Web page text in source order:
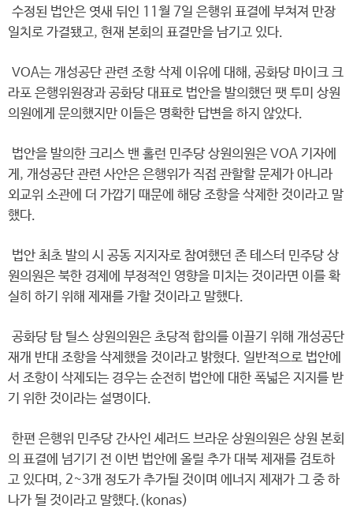
수정된 법안은 엿새 뒤인 11월 7일 은행위 표결에 부쳐져 만장
일치로 가결됐고, 현재 본회의 표결만을 남기고 있다.
VOA는 개성공단 관련 조항 삭제 이유에 대해, 공화당 마이크 크
라포 은행위원장과 공화당 대표로 법안을 발의했던 팻 투미 상원
의원에게 문의했지만 이들은 명확한 답변을 하지 않았다.
법안을 발의한 크리스 밴 홀런 민주당 상원의원은 VOA 기자에
게, 개성공단 관련 사안은 은행위가 직접 관할할 문제가 아니라
외교위 소관에 더 가깝기 때문에 해당 조항을 삭제한 것이라고 말
했다.
법안 최초 발의 시 공동 지지자로 참여했던 존 테스터 민주당 상
원의원은 북한 경제에 부정적인 영향을 미치는 것이라면 이를 확
실히 하기 위해 제재를 가할 것이라고 말했다.
공화당 탐 틸스 상원의원은 초당적 합의를 이끌기 위해 개성공단
재개 반대 조항을 삭제했을 것이라고 밝혔다. 일반적으로 법안에
서 조항이 삭제되는 경우는 순전히 법안에 대한 폭넓은 지지를 받
기 위한 것이라는 설명이다.
한편 은행위 민주당 간사인 셰러드 브라운 상원의원은 상원 본회
의 표결에 넘기기 전 이번 법안에 올릴 추가 대북 제재를 검토하
고 있다며, 2~3개 정도가 추가될 것이며 에너지 제재가 그 중 하
나가 될 것이라고 말했다.(konas)